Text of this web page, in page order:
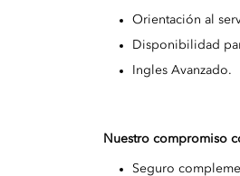
Orientación al
Disponibilidad
Ingles Avanzado.
Nuestro compromiso
Seguro